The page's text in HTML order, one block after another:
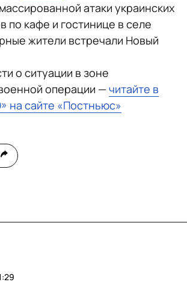
атаки украинских
по кафе и гостинице в селе
жители встречали Новый
о ситуации в зоне
операции — читайте в
на сайте «Постньюс»